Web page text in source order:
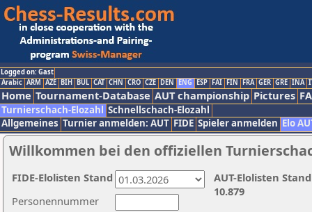
Logged on: Gast
Arabic ARM AZE BIH BUL CAT CHN CRO CZE DEN ENG ESP FAI FIN FRA GER GRE INA
Home Tournament-Database AUT championship Pictures
Turnierschach-Elozahl Schnellschach-Elozahl
Allgemeines Turnier anmelden: AUT FIDE Spieler anmelden Elo
Willkommen bei den offiziellen
Personennummer
AUT-Elolisten
10.879
FIDE-Elolisten Stand